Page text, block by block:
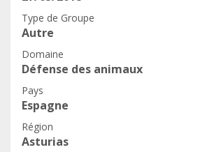
Type de Groupe
Autre
Domaine
Défense des animaux
Pays
Espagne
Région
Asturias